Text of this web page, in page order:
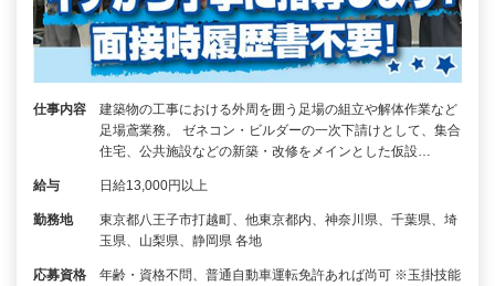
仕事内容
建築物の工事における外周を囲う足場の組立や解体作業など
足場鳶業務。 ゼネコン・ビルダーの一次下請けとして、集合
住宅、公共施設などの新築・改修をメインとした仮設…
給与 日給13,000円以上
勤務地
東京都八王子市打越町、他東京都内、神奈川県、千葉県、埼
玉県、山梨県、静岡県 各地
応募資格
年齢・資格不問、普通自動車運転免許あれば尚可 ※玉掛技能